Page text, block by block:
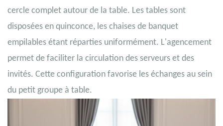
cercle complet autour de la table. Les tables sont
disposées en quinconce, les chaises de banquet
empilables étant réparties uniformément. L'agencement
permet de faciliter la circulation des serveurs et des
invités. Cette configuration favorise les échanges au sein
du petit groupe à table.